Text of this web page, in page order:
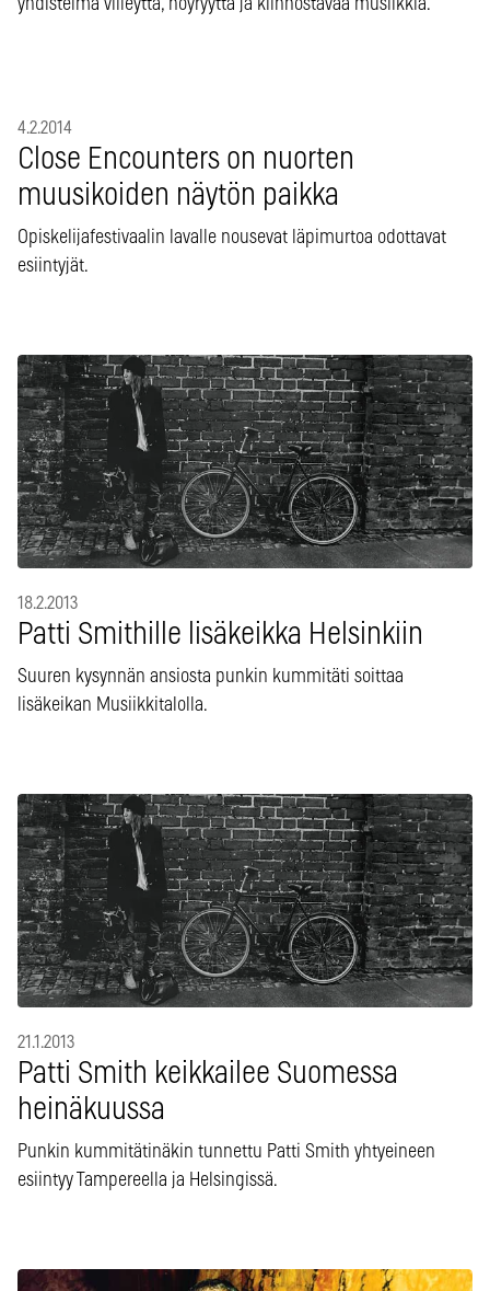
4.2.2014
Close Encounters on nuorten
muusikoiden näytön paikka
Opiskelijafestivaalin lavalle nousevat läpimurtoa odottavat
esiintyjät.
18.2.2013
Patti Smithille lisäkeikka Helsinkiin
Suuren kysynnän ansiosta punkin kummitäti soittaa
lisäkeikan Musiikkitalolla.
21.1.2013
Patti Smith keikkailee Suomessa
heinäkuussa
Punkin kummitätinäkin tunnettu Patti Smith yhtyeineen
esiintyy Tampereella ja Helsingissä.